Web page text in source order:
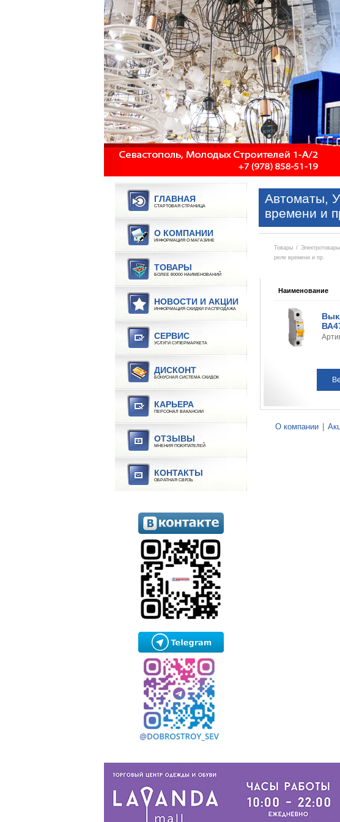
ГЛАВНАЯ
СТАРТОВАЯ СТРАНИЦА
О КОМПАНИИ
ИНФОРМАЦИЯ О МАГАЗИНЕ
ТОВАРЫ
БОЛЕЕ 80000 НАИМЕНОВАНИЙ
НОВОСТИ И АКЦИИ
ИНФОРМАЦИЯ СКИДКИ РАСПРОДАЖА
СЕРВИС
УСЛУГИ СУПЕРМАРКЕТА
ДИСКОНТ
БОНУСНАЯ СИСТЕМА СКИДОК
КАРЬЕРА
ПЕРСОНАЛ ВАКАНСИИ
ОТЗЫВЫ
МНЕНИЯ ПОКУПАТЕЛЕЙ
КОНТАКТЫ
ОБРАТНАЯ СВЯЗЬ
Автоматы,
времени и
Товары /
реле времени и пр.
Наименование
О компании